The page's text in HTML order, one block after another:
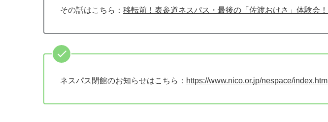
その話はこちら： 移転前！表参道ネスパス・最後の「佐渡おけさ」体験会！
ネスパス閉館のお知らせはこちら： https://www.nico.or.jp/nespace/index.html